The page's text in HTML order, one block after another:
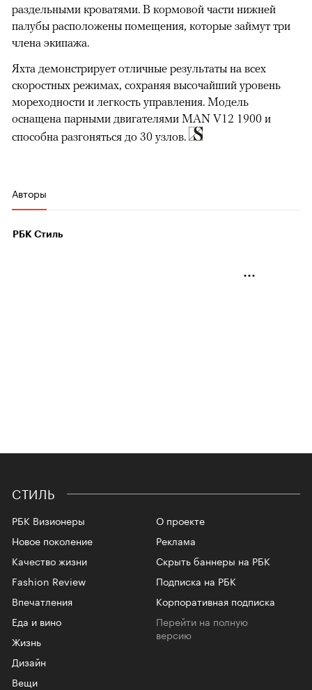
раздельными кроватями. В кормовой части нижней
палубы расположены помещения, которые займут три
члена экипажа.
Яхта демонстрирует отличные результаты на всех
скоростных режимах, сохраняя высочайший уровень
мореходности и легкость управления. Модель
оснащена парными двигателями MAN V12 1900 и
способна разгоняться до 30 узлов.
Авторы
РБК Стиль
СТИЛЬ
РБК Визионеры
Новое поколение
Качество жизни
Fashion Review
Впечатления
Еда и вино
Жизнь
Дизайн
Вещи
О проекте
Реклама
Скрыть баннеры на РБК
Подписка на РБК
Корпоративная подписка
Перейти на полную
версию